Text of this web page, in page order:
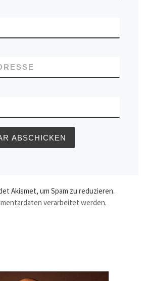
Akismet, um Spam zu reduzieren.
verarbeitet werden.